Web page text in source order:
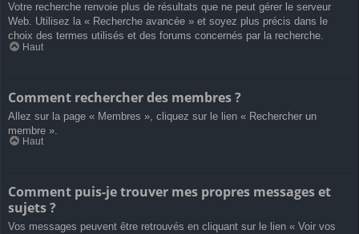
Votre recherche renvoie plus de résultats que ne peut gérer le serveur
Web. Utilisez la « Recherche avancée » et soyez plus précis dans le
choix des termes utilisés et des forums concernés par la recherche.
Haut
Comment rechercher des membres ?
Allez sur la page « Membres », cliquez sur le lien « Rechercher un
membre ».
Haut
Comment puis-je trouver mes propres messages et
sujets ?
Vos messages peuvent être retrouvés en cliquant sur le lien « Voir vos